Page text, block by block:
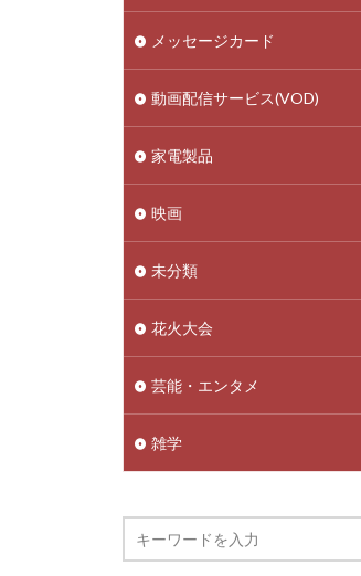
メッセージカード
動画配信サービス(VOD)
家電製品
映画
未分類
花火大会
芸能・エンタメ
雑学